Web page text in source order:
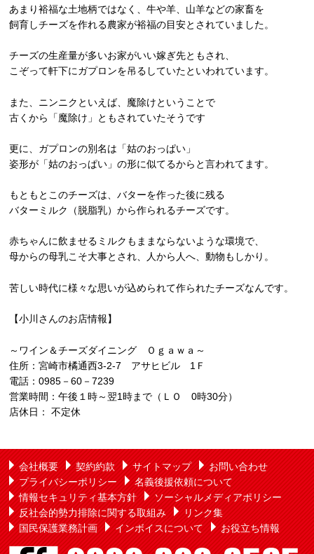
あまり裕福な土地柄ではなく、牛や羊、山羊などの家畜を
飼育しチーズを作れる農家が裕福の目安とされていました。
チーズの生産量が多いお家がいい嫁ぎ先ともされ、
こぞって軒下にガプロンを吊るしていたといわれています。
また、ニンニクといえば、魔除けということで
古くから「魔除け」ともされていたそうです
更に、ガプロンの別名は「姑のおっぱい」
姿形が「姑のおっぱい」の形に似てるからと言われてます。
もともとこのチーズは、バターを作った後に残る
バターミルク（脱脂乳）から作られるチーズです。
赤ちゃんに飲ませるミルクもままならないような環境で、
母からの母乳こそ大事とされ、人から人へ、動物もしかり。
苦しい時代に様々な思いが込められて作られたチーズなんです。
【小川さんのお店情報】
～ワイン＆チーズダイニング Ｏｇａｗａ～
住所：宮崎市橘通西3-2-7 アサヒビル 1Ｆ
電話：0985－60－7239
営業時間：午後１時～翌1時まで（ＬＯ 0時30分）
店休日： 不定休
会社概要 契約約款 サイトマップ
お問い合わせ
プライバシーポリシー
名義後援依頼について
情報セキュリティ基本方針
ソーシャルメディアポリシー
反社会的勢力排除に関する取組み
リンク集
国民保護業務計画
インボイスについて お役立ち情報